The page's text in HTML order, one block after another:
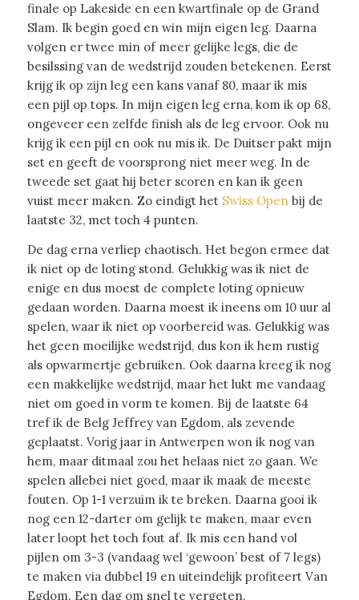
finale op Lakeside en een kwartfinale op de Grand
Slam. Ik begin goed en win mijn eigen leg. Daarna
volgen er twee min of meer gelijke legs, die de
besilssing van de wedstrijd zouden betekenen. Eerst
krijg ik op zijn leg een kans vanaf 80, maar ik mis
een pijl op tops. In mijn eigen leg erna, kom ik op 68,
ongeveer een zelfde finish als de leg ervoor. Ook nu
krijg ik een pijl en ook nu mis ik. De Duitser pakt mijn
set en geeft de voorsprong niet meer weg. In de
tweede set gaat hij beter scoren en kan ik geen
vuist meer maken. Zo eindigt het Swiss Openbij de
laatste 32, met toch 4 punten.
De dag erna verliep chaotisch. Het begon ermee dat
ik niet op de loting stond. Gelukkig was ik niet de
enige en dus moest de complete loting opnieuw
gedaan worden. Daarna moest ik ineens om 10 uur al
spelen, waar ik niet op voorbereid was. Gelukkig was
het geen moeilijke wedstrijd, dus kon ik hem rustig
als opwarmertje gebruiken. Ook daarna kreeg ik nog
een makkelijke wedstrijd, maar het lukt me vandaag
niet om goed in vorm te komen. Bij de laatste 64
tref ik de Belg Jeffrey van Egdom, als zevende
geplaatst. Vorig jaar in Antwerpen won ik nog van
hem, maar ditmaal zou het helaas niet zo gaan. We
spelen allebei niet goed, maar ik maak de meeste
fouten. Op 1-1 verzuim ik te breken. Daarna gooi ik
nog een 12-darter om gelijk te maken, maar even
later loopt het toch fout af. Ik mis een hand vol
pijlen om 3-3 (vandaag wel ‘gewoon’ best of 7 legs)
te maken via dubbel 19 en uiteindelijk profiteert Van
Egdom. Een dag om snel te vergeten.